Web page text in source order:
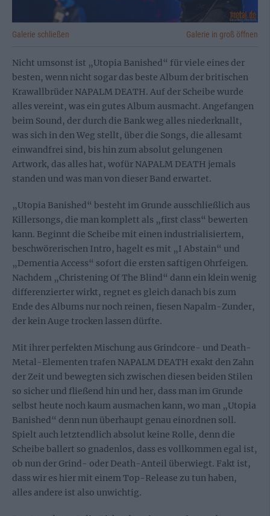
Galerie schließen Galerie in groß öffnen
Nicht umsonst ist „Utopia Banished“ für viele eines der
besten, wenn nicht sogar das beste Album der britischen
Krawallbrüder NAPALM DEATH. Auf der Scheibe wurde
alles vereint, was ein gutes Album ausmacht. Angefangen
beim Sound, der durch die Bank weg alles niederknallt,
was sich in den Weg stellt, über die Songs, die allesamt
einwandfrei sind, bis hin zum absolut gelungenen
Artwork, das alles hat, wofür NAPALM DEATH jemals
standen und was man von dieser Band erwartet.
„Utopia Banished“ besteht im Grunde ausschließlich aus
Killersongs, die man komplett als „first class“ bewerten
kann. Beginnt die Scheibe mit einen industrialisiertem,
beschwörerischen Intro, hagelt es mit „I Abstain“ und
„Dementia Access“ sofort die ersten saftigen Ohrfeigen.
Nachdem „Christening Of The Blind“ dann ein klein wenig
differenzierter wirkt, regnet es gleich danach bis zum
Ende des Albums nur noch reinen, fiesen Napalm-Zunder,
der kein Auge trocken lassen dürfte.
Mit ihrer perfekten Mischung aus Grindcore- und Death-
Metal-Elementen trafen NAPALM DEATH exakt den Zahn
der Zeit und bewegten sich zwischen diesen beiden Stilen
so sicher und fließend hin und her, dass man im Grunde
selbst heute noch kaum ausmachen kann, wo man „Utopia
Banished“ denn nun überhaupt genau einordnen soll.
Spielt auch letztendlich absolut keine Rolle, denn die
Scheibe ballert so gnadenlos, dass es vollkommen egal ist,
ob nun der Grind- oder Death-Anteil überwiegt. Fakt ist,
dass wir es hier mit einem Top-Release zu tun haben,
alles andere ist also unwichtig.